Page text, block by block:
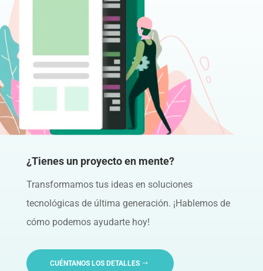
¿Tienes un proyecto en mente?
Transformamos tus ideas en soluciones
tecnológicas de última generación. ¡Hablemos de
cómo podemos ayudarte hoy!
CUÉNTANOS LOS DETALLES